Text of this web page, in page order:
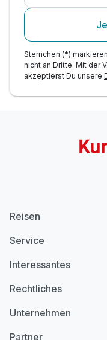
Einzelzimmer
Sternchen (*)
nicht an Dritte. Mit der
akzeptierst Du unsere
Reisen
Service
Interessantes
Rechtliches
Unternehmen
Partner